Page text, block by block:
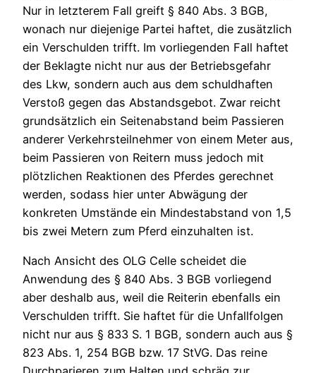
Nur in letzterem Fall greift § 840 Abs. 3 BGB,
wonach nur diejenige Partei haftet, die zusätzlich
ein Verschulden trifft. Im vorliegenden Fall haftet
der Beklagte nicht nur aus der Betriebsgefahr
des Lkw, sondern auch aus dem schuldhaften
Verstoß gegen das Abstandsgebot. Zwar reicht
grundsätzlich ein Seitenabstand beim Passieren
anderer Verkehrsteilnehmer von einem Meter aus,
beim Passieren von Reitern muss jedoch mit
plötzlichen Reaktionen des Pferdes gerechnet
werden, sodass hier unter Abwägung der
konkreten Umstände ein Mindestabstand von 1,5
bis zwei Metern zum Pferd einzuhalten ist.
Nach Ansicht des OLG Celle scheidet die
Anwendung des § 840 Abs. 3 BGB vorliegend
aber deshalb aus, weil die Reiterin ebenfalls ein
Verschulden trifft. Sie haftet für die Unfallfolgen
nicht nur aus § 833 S. 1 BGB, sondern auch aus §
823 Abs. 1, 254 BGB bzw. 17 StVG. Das reine